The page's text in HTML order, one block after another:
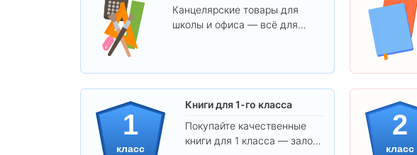
Канцелярские товары для
школы и офиса — всё для
1
класс
Книги для 1-го класса
Покупайте качественные
книги для 1 класса — залог
2
класс